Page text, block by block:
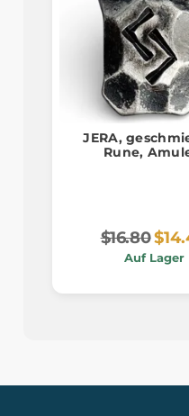
JERA,
Rune,
$16.80
Auf Lager